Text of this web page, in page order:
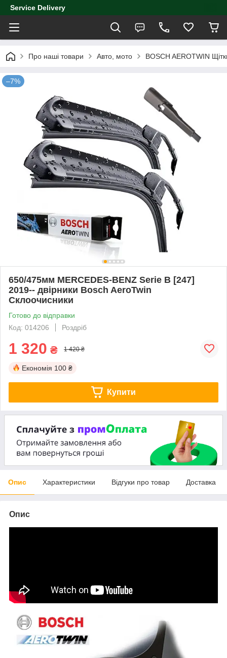
Service Delivery
Про наші товари Авто, мото BOSCH AEROTWIN
–7%
650/475мм MERCEDES-BENZ Serie B [247]
2019-- двірники Bosch AeroTwin
Склоочисники
Готово до відправки
Код: 014206
Роздріб
1 320 ₴ 1 420 ₴
Економія 100 ₴
Купити
Опис Характеристики Відгуки про товар Доставка
Опис